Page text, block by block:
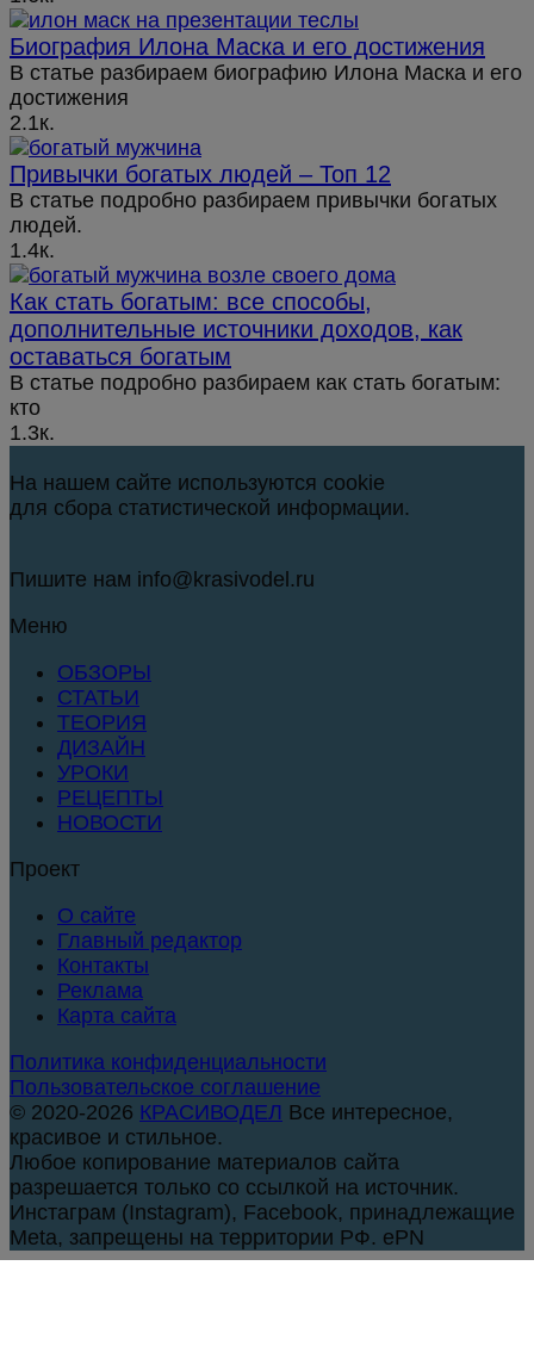
Биография Илона Маска и его достижения
В статье разбираем биографию Илона Маска и его
достижения
2.1к.
Привычки богатых людей – Топ 12
В статье подробно разбираем привычки богатых
людей.
1.4к.
Как стать богатым: все способы,
дополнительные источники доходов, как
оставаться богатым
В статье подробно разбираем как стать богатым:
кто
1.3к.
На нашем сайте используются cookie
для сбора статистической информации.
Пишите нам info@krasivodel.ru
Меню
ОБЗОРЫ
СТАТЬИ
ТЕОРИЯ
ДИЗАЙН
УРОКИ
РЕЦЕПТЫ
НОВОСТИ
Проект
О сайте
Главный редактор
Контакты
Реклама
Карта сайта
Политика конфиденциальности
Пользовательское соглашение
© 2020-2026 КРАСИВОДЕЛ Все интересное,
красивое и стильное.
Любое копирование материалов сайта
разрешается только со ссылкой на источник.
Инстаграм (Instagram), Facebook, принадлежащие
Meta, запрещены на территории РФ. ePN